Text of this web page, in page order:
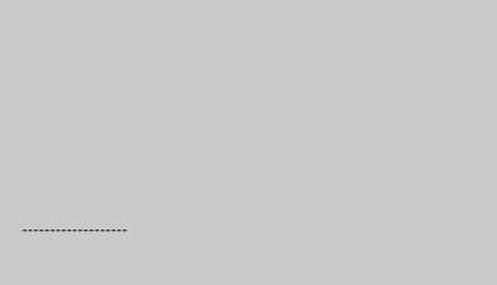
-------------------